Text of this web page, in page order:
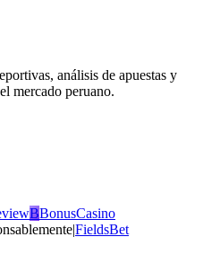
análisis de apuestas y
mercado peruano.
BBonusCasino
|FieldsBet